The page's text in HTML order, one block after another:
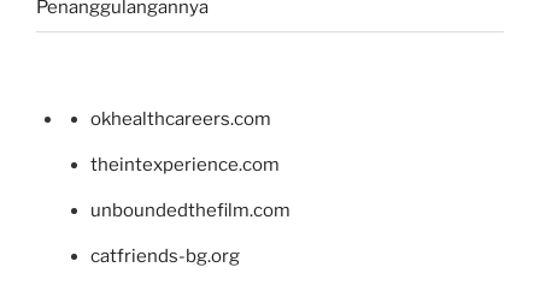
Penanggulangannya
okhealthcareers.com
theintexperience.com
unboundedthefilm.com
catfriends-bg.org